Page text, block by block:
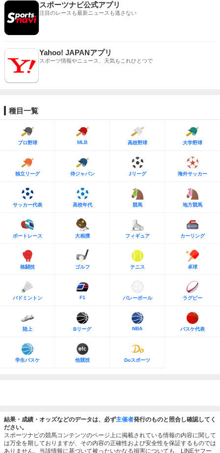
スポーツナビ公式アプリ
注目のレースも最新ニュースも逃さない
Yahoo! JAPANアプリ
スポーツ情報やニュース、天気もこれひとつで
種目一覧
プロ野球 MLB 高校野球 大学野球
独立リーグ 侍ジャパン Jリーグ 海外サッカー
サッカー代表 高校年代 競馬 地方競馬
ボートレース 大相撲 フィギュア カーリング
格闘技 ゴルフ テニス 卓球
バドミントン F1 バレーボール ラグビー
陸上 Bリーグ NBA バスケ代表
学生バスケ 他競技 Doスポーツ
結果・成績・オッズなどのデータは、必ず主催者発行のものと照合し確認してく
ださい。
スポーツナビの競馬コンテンツのページ上に掲載されている情報の内容に関して
は万全を期しておりますが、その内容の正確性および安全性を保証するものでは
ありません。当該情報に基づいて被ったいかなる損害についても、LINEヤフー